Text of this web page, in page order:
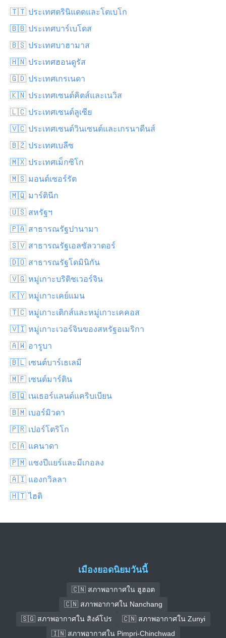
🇹🇹 ประเทศตรินิแดดและโตเบโก
🇧🇧 ประเทศบาร์เบโดส
🇧🇸 ประเทศบาฮามาส
🇭🇳 ประเทศฮอนดูรัส
🇬🇩 ประเทศเกรเนดา
🇰🇳 ประเทศเซนต์คิตส์และเนวิส
🇱🇨 ประเทศเซนต์ลูเซีย
🇻🇨 ประเทศเซนต์วินเซนต์และเกรนาดีนส์
🇧🇿 ประเทศเบลีซ
🇲🇽 ประเทศเม็กซิโก
🇲🇸 มอนต์เซอร์รัต
🇲🇶 มาร์ตินีก
🇺🇸 สหรัฐฯ
🇵🇦 สาธารณรัฐปานามา
🇸🇻 สาธารณรัฐเอลซัลวาดอร์
🇩🇴 สาธารณรัฐโดมินิกัน
🇻🇬 หมู่เกาะบริติชเวอร์จิน
🇰🇾 หมู่เกาะเคย์แมน
🇹🇨 หมู่เกาะเติกส์และหมู่เกาะเคคอส
🇻🇮 หมู่เกาะเวอร์จินของสหรัฐอเมริกา
🇦🇼 อารูบา
🇧🇱 เซนต์บาร์เธเลมี
🇲🇫 เซนต์มาร์ติน
🇧🇶 เนเธอร์แลนด์แคริบเบียน
🇧🇲 เบอร์มิวดา
🇵🇷 เปอร์โตริโก
🇨🇦 แคนาดา
🇵🇲 แซงปีแยร์และมีเกอลง
🇦🇮 แองกวิลลา
🇭🇹 ไฮติ
เมืองยอดนิยมวันนี้
🇨🇳 สภาพอากาศใน ฮูฮอต
🇨🇳 สภาพอากาศใน Nanchang
🇸🇬 สภาพอากาศใน สิงค์โปร
🇨🇳 สภาพอากาศใน Zunyi
🇮🇳 สภาพอากาศใน Pimpri-Chinchwad